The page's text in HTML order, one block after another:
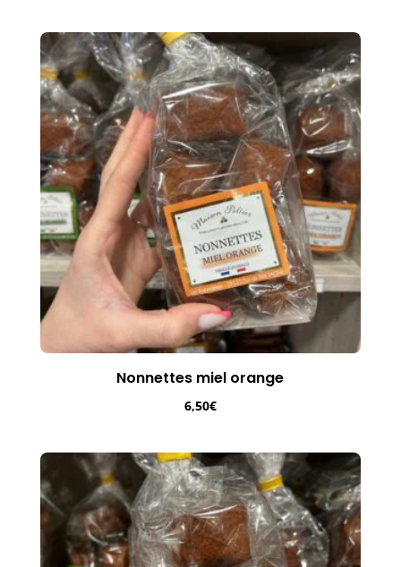
Nonnettes miel orange
6,50€